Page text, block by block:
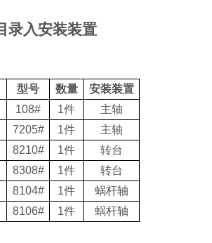
录入安装装置
型号 数量
安装装置
108# 1件
主轴
7205# 1件
主轴
8210# 1件
转台
8308# 1件
转台
8104# 1件
蜗杆轴
8106# 1件 蜗杆轴